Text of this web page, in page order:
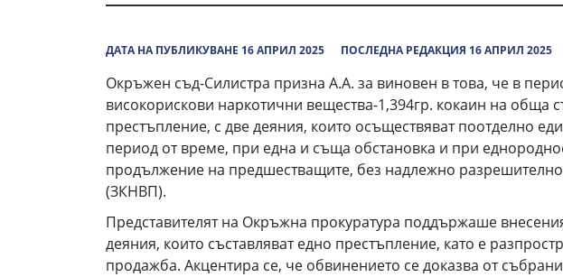
ДАТА НА ПУБЛИКУВАНЕ 16 АПРИЛ 2025 ПОСЛЕДНА РЕДАКЦИЯ 16 АПРИЛ 2025
Окръжен съд-Силистра призна А.А. за виновен в това, че в
високорискови наркотични вещества-1,394гр. кокаин на обща
престъпление, с две деяния, които осъществяват поотделно
период от време, при една и съща обстановка и при
продължение на предшестващите, без надлежно
(ЗКНВП).
Представителят на Окръжна прокуратура поддържаше
деяния, които съставляват едно престъпление, като е
продажба. Акцентира се, че обвинението се доказва от